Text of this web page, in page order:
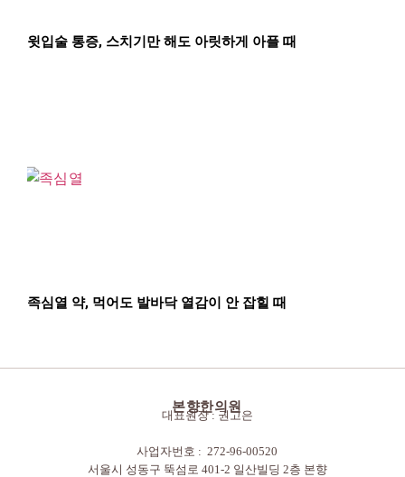
윗입술 통증, 스치기만 해도 아릿하게 아플 때
족심열 약, 먹어도 발바닥 열감이 안 잡힐 때
본향한의원
대표원장 : 권고은
사업자번호 : 272-96-00520
서울시 성동구 뚝섬로 401-2 일산빌딩 2층 본향